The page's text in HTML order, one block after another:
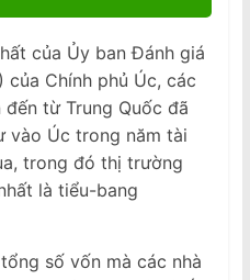
của Ủy ban Đánh giá
của Chính phủ Úc, các
từ Trung Quốc đã
vào Úc trong năm tài
trong đó thị trường
là tiểu-bang
số vốn mà các nhà